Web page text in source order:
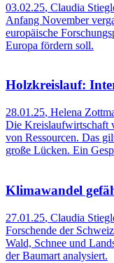
03.02.25, Claudia
Anfang November
europäische
Europa fördern soll.
Holzkreislauf:
28.01.25, Helena
Die Kreislaufwirtschaft
von Ressourcen. Das
große Lücken. Ein
Klimawandel
27.01.25, Claudia
Forschende der
Wald, Schnee und
der Baumart analysiert.